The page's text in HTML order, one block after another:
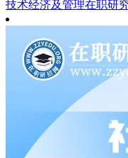
技术经济及管理在职研